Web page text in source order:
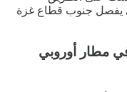
يفصل جنوب قطاع غزة
في مطار أوروبي